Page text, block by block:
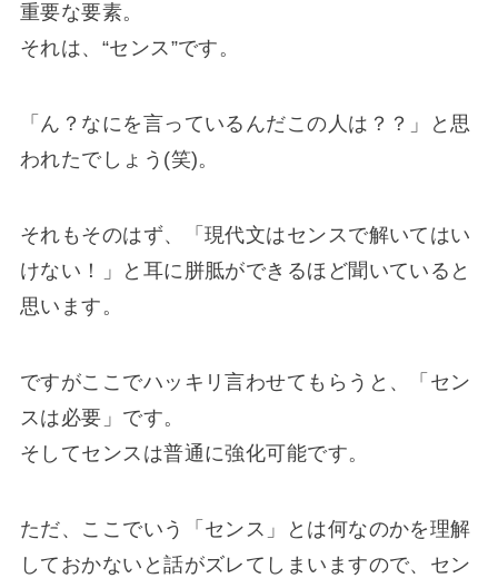
重要な要素。
それは、“センス”です。
「ん？なにを言っているんだこの人は？？」と思
われたでしょう(笑)。
それもそのはず、「現代文はセンスで解いてはい
けない！」と耳に胼胝ができるほど聞いていると
思います。
ですがここでハッキリ言わせてもらうと、「セン
スは必要」です。
そしてセンスは普通に強化可能です。
ただ、ここでいう「センス」とは何なのかを理解
しておかないと話がズレてしまいますので、セン